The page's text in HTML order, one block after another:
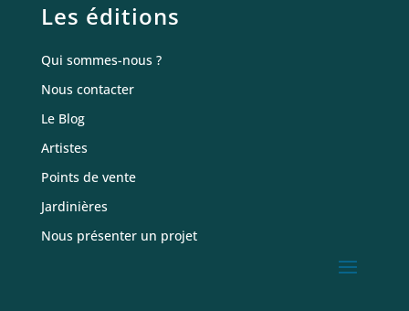
Les éditions
Qui sommes-nous ?
Nous contacter
Le Blog
Artistes
Points de vente
Jardinières
Nous présenter un projet